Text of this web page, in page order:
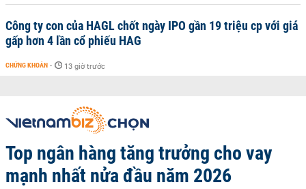
Công ty con của HAGL chốt ngày IPO gần 19 triệu cp với giá
gấp hơn 4 lần cổ phiếu HAG
CHỨNG KHOÁN - 13 giờ trước
Top ngân hàng tăng trưởng cho vay
mạnh nhất nửa đầu năm 2026